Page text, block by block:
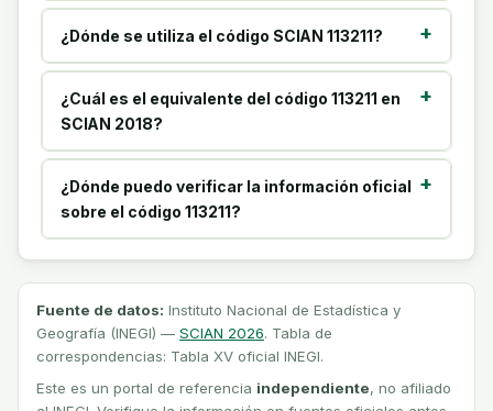
¿Dónde se utiliza el código SCIAN 113211?
¿Cuál es el equivalente del código 113211 en
SCIAN 2018?
¿Dónde puedo verificar la información oficial
sobre el código 113211?
Fuente de datos: Instituto Nacional de Estadística y
Geografía (INEGI) — SCIAN 2026. Tabla de
correspondencias: Tabla XV oficial INEGI.
Este es un portal de referencia independiente, no afiliado